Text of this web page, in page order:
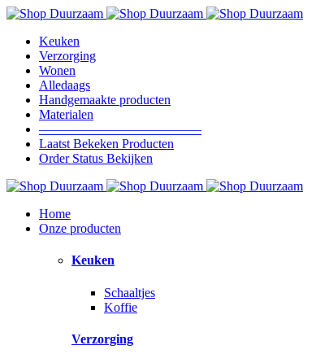
Keuken
Verzorging
Wonen
Alledaags
Handgemaakte producten
Materialen
————————————–
Laatst Bekeken Producten
Order Status Bekijken
Home
Onze producten
Keuken
Schaaltjes
Koffie
Verzorging